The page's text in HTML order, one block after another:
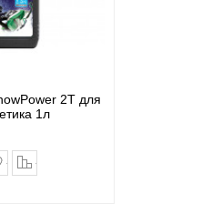
2T для
1л
в закладки